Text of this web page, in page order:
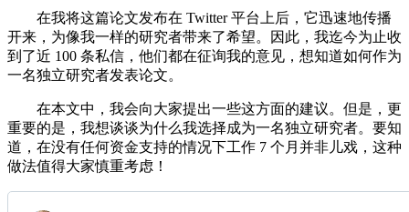
在我将这篇论文发布在 Twitter 平台上后，它迅速地传播
开来，为像我一样的研究者带来了希望。因此，我迄今为止收
到了近 100 条私信，他们都在征询我的意见，想知道如何作为
一名独立研究者发表论文。
在本文中，我会向大家提出一些这方面的建议。但是，更
重要的是，我想谈谈为什么我选择成为一名独立研究者。要知
道，在没有任何资金支持的情况下工作 7 个月并非儿戏，这种
做法值得大家慎重考虑！